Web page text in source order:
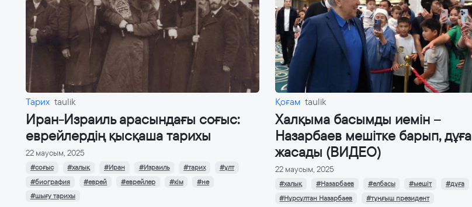
Тарих taulik
Иран-Израиль арасындағы соғыс:
еврейлердің қысқаша тарихы
22 маусым, 2025
#соғыс #халық #Иран #Израиль #тарих
#ұлт
#биография
#еврей #еврейлер #кім
#не
#шығу тарихы
Қоғам taulik
Халқыма басымды иемін –
Назарбаев мешітке барып, дұға
жасады (ВИДЕО)
22 маусым, 2025
#халық #Назарбаев #елбасы #мешіт
#дұға
#Нұрсұлтан Назарбаев
#тұңғыш президент